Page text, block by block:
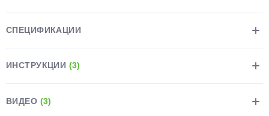
СПЕЦИФИКАЦИИ
ИНСТРУКЦИИ (3)
ВИДЕО (3)